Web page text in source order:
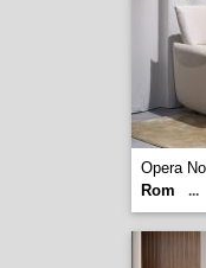
Opera
Rom
...